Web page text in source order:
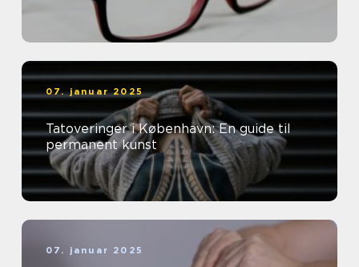
07. januar 2025
Tatoveringer i København: En guide til
permanent kunst
07. januar 2025